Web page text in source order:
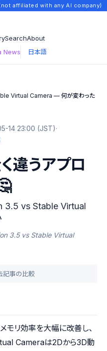
affiliated with any AI company)
SearchAbout
News 日本語
Virtual Camera — 何が変わった
14 23:00 (JST)·
違うアプロ
3.5 vs Stable Virtual
3.5 vs Stable Virtual
記事の比較
リ効率を大幅に改善し、
Cameraは2Dから3D動